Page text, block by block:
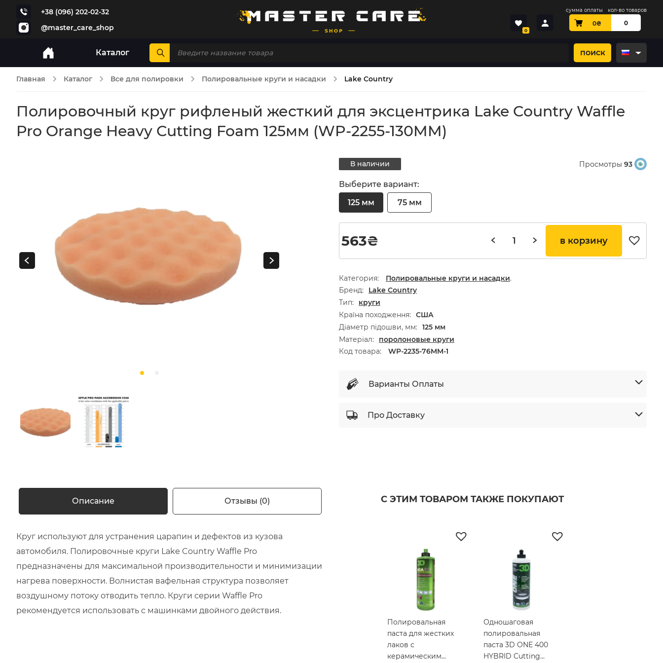
+38 (096) 202-02-32
@master_care_shop
0
сумма оплаты кол-во товаров
0₴ 0
Каталог поиск
Главная Каталог Все для полировки Полировальные круги и насадки Lake Country
Полировочный круг рифленый жесткий для эксцентрика Lake Country Waffle
Pro Orange Heavy Cutting Foam 125мм (WP-2255-130MM)
В наличии Просмотры 93
Выберите вариант:
125 мм
75 мм
563₴ в корзину
Категория: Полировальные круги и насадки.
Бренд
Lake Country
Тип
круги
Країна походження
США
Діаметр підошви, мм
125 мм
Матеріал
поролоновые круги
Код товара:
WP-2235-76MM-1
Варианты Оплаты
Про Доставку
Описание Отзывы (0)
Круг используют для устранения царапин и дефектов из кузова
автомобиля. Полировочные круги Lake Country Waffle Pro
предназначены для максимальной производительности и минимизации
нагрева поверхности. Волнистая вафельная структура позволяет
воздушному потоку отводить тепло. Круги серии Waffle Pro
рекомендуется использовать с машинками двойного действия.
С ЭТИМ ТОВАРОМ ТАКЖЕ ПОКУПАЮТ
Полировальная
паста для жестких
лаков с
керамическим
Одношаговая
полировальная
паста 3D ONE 400
HYBRID Cutting